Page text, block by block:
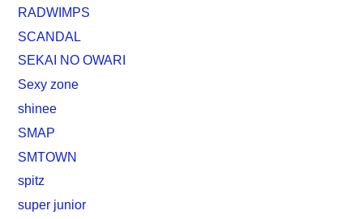
RADWIMPS
SCANDAL
SEKAI NO OWARI
Sexy zone
shinee
SMAP
SMTOWN
spitz
super junior